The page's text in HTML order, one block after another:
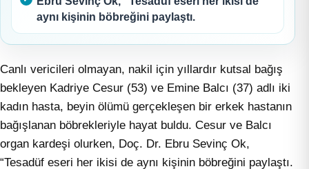
aynı kişinin böbreğini paylaştı.
Canlı vericileri olmayan, nakil için yıllardır kutsal bağış
bekleyen Kadriye Cesur (53) ve Emine Balcı (37) adlı iki
kadın hasta, beyin ölümü gerçekleşen bir erkek hastanın
bağışlanan böbrekleriyle hayat buldu. Cesur ve Balcı
organ kardeşi olurken, Doç. Dr. Ebru Sevinç Ok,
“Tesadüf eseri her ikisi de aynı kişinin böbreğini paylaştı.